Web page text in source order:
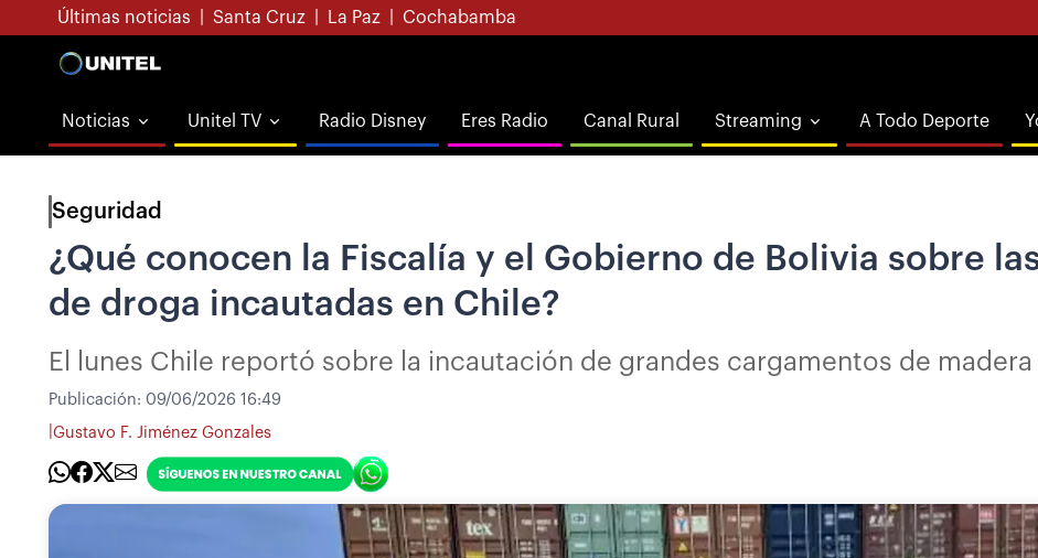
Últimas noticias Santa Cruz La Paz Cochabamba
Noticias Unitel TV Radio Disney Eres Radio Canal Rural Streaming A Todo Deporte
Seguridad
¿Qué conocen la Fiscalía y el Gobierno de Bolivia sobre
de droga incautadas en Chile?
El lunes Chile reportó sobre la incautación de grandes cargamentos de
Publicación: 09/06/2026 16:49
Gustavo F. Jiménez Gonzales